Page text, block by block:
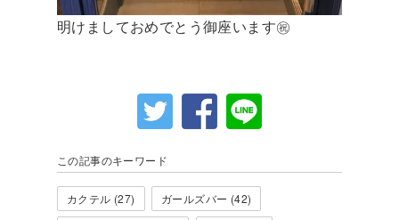
明けましておめでとう御座います㊗️
この記事のキーワード
カクテル (27)
ガールズバー (42)